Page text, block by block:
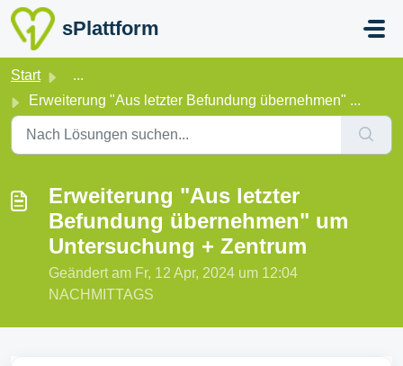
Zum hauptsächlichen Inhalt gehen
sPlattform
Start
...
Erweiterung "Aus letzter Befundung übernehmen" ...
Erweiterung "Aus letzter
Befundung übernehmen" um
Untersuchung + Zentrum
Geändert am Fr, 12 Apr, 2024 um 12:04
NACHMITTAGS